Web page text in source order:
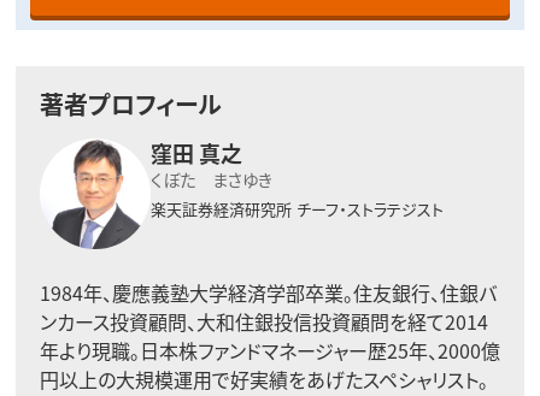
著者プロフィール
窪田 真之
くぼた まさゆき
楽天証券経済研究所 チーフ・ストラテジスト
1984年、慶應義塾大学経済学部卒業。住友銀行、住銀バ
ンカース投資顧問、大和住銀投信投資顧問を経て2014
年より現職。日本株ファンドマネージャー歴25年、2000億
円以上の大規模運用で好実績をあげたスペシャリスト。